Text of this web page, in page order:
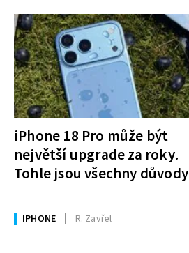
iPhone 18 Pro může být
největší upgrade za roky.
Tohle jsou všechny důvody
IPHONE R. Zavřel